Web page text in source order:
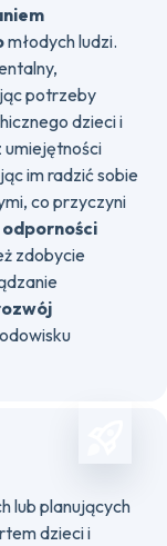
młodych ludzi.
potrzeby
dzieci i
umiejętności
im radzić sobie
co przyczyni
zdobycie
lub planujących
dzieci i